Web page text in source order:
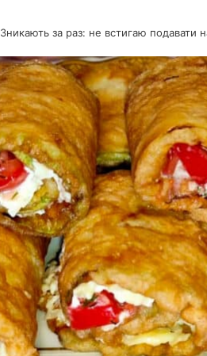
Зникають за раз: не встигаю подавати